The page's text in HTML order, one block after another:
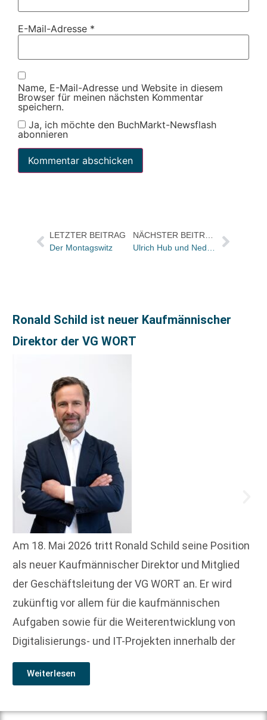
E-Mail-Adresse *
Name, E-Mail-Adresse und Website in diesem
Browser für meinen nächsten Kommentar
speichern.
Ja, ich möchte den BuchMarkt-Newsflash
abonnieren
LETZTER BEITRAG
Der Montagswitz
Ronald Schild ist neuer Kaufmännischer
Direktor der VG WORT
Am 18. Mai 2026 tritt Ronald Schild seine Position
als neuer Kaufmännischer Direktor und Mitglied
der Geschäftsleitung der VG WORT an. Er wird
zukünftig vor allem für die kaufmännischen
Aufgaben sowie für die Weiterentwicklung von
Digitalisierungs- und IT-Projekten innerhalb der
Weiterlesen